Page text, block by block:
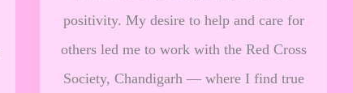
positivity. My desire to help and care for
others led me to work with the Red Cross
Society, Chandigarh — where I find true